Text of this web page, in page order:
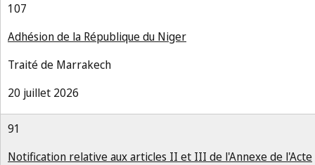
107
Adhésion de la République du Niger
Traité de Marrakech
20 juillet 2026
91
Notification relative aux articles II et III de l'Annexe de l'Acte